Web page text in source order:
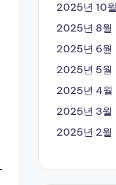
2025년 10월
2025년 8월
2025년 6월
2025년 5월
2025년 4월
2025년 3월
2025년 2월